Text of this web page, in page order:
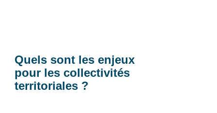
Quels sont les enjeux
pour les collectivités
territoriales ?